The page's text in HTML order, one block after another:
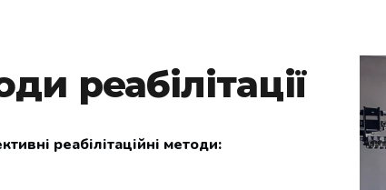
реабілітації
реабілітаційні методи: